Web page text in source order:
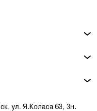
ул. Я.Коласа 63, 3н.